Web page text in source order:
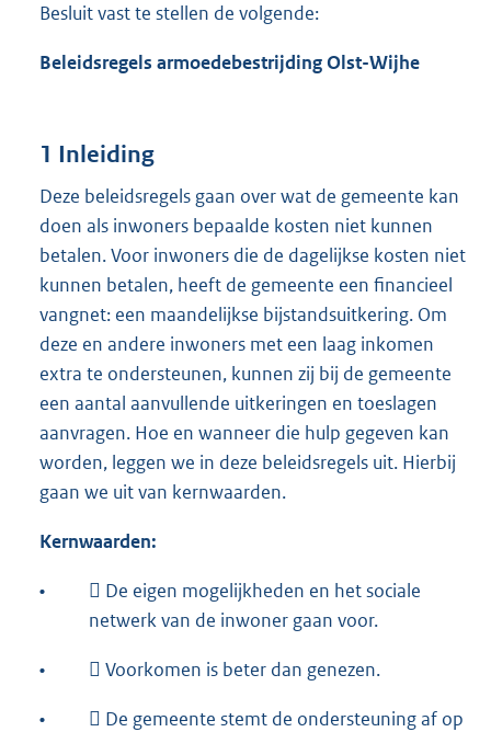
Besluit vast te stellen de volgende:
Beleidsregels armoedebestrijding Olst-Wijhe
1 Inleiding
Deze beleidsregels gaan over wat de gemeente kan
doen als inwoners bepaalde kosten niet kunnen
betalen. Voor inwoners die de dagelijkse kosten niet
kunnen betalen, heeft de gemeente een financieel
vangnet: een maandelijkse bijstandsuitkering. Om
deze en andere inwoners met een laag inkomen
extra te ondersteunen, kunnen zij bij de gemeente
een aantal aanvullende uitkeringen en toeslagen
aanvragen. Hoe en wanneer die hulp gegeven kan
worden, leggen we in deze beleidsregels uit. Hierbij
gaan we uit van kernwaarden.
Kernwaarden:
•
 De eigen mogelijkheden en het sociale
netwerk van de inwoner gaan voor.
•  Voorkomen is beter dan genezen.
•
 De gemeente stemt de ondersteuning af op